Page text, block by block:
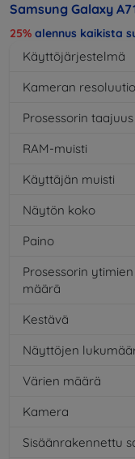
Samsung Galaxy
25% alennus kaikista
Käyttöjärjestelmä
Kameran resoluutio
Prosessorin taajuus
RAM-muisti
Käyttäjän muisti
Näytön koko
Paino
Prosessorin ytimien
määrä
Kestävä
Näyttöjen
Värien määrä
Kamera
Sisäänrakennettu